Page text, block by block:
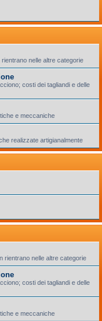
nelle altre categorie
costi dei tagliandi e delle
e meccaniche
realizzate artigianalmente
rientrano nelle altre categorie
costi dei tagliandi e delle
e meccaniche